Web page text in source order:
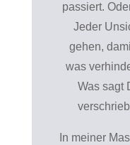
passiert.
Jeder
gehen,
was
Was sagt
In meiner